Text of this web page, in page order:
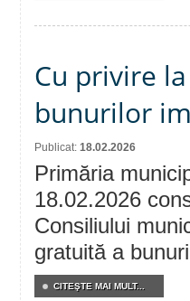
Cu privire
bunurilor
Publicat: 18.02.2026
Primăria
18.02.2026
Consiliului
gratuită a
CITEŞTE MAI MULT...